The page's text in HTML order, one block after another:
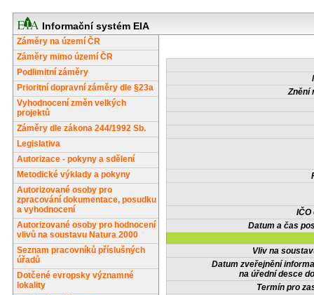
Informační systém EIA
Záměry na území ČR
Záměry mimo území ČR
Podlimitní záměry
Prioritní dopravní záměry dle §23a
Vyhodnocení změn velkých
projektů
Záměry dle zákona 244/1992 Sb.
Legislativa
Autorizace - pokyny a sdělení
Metodické výklady a pokyny
Autorizované osoby pro
zpracování dokumentace, posudku
a vyhodnocení
Autorizované osoby pro hodnocení
vlivů na soustavu Natura 2000
Seznam pracovníků příslušných
úřadů
Dotčené evropsky významné
lokality
Znění
IČO
Datum a čas
Vliv na
Datum zveřejnění
na úřední desce
Termín pro